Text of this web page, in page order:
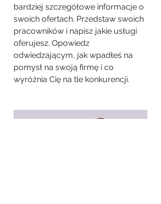
bardziej szczegółowe informacje o
swoich ofertach. Przedstaw swoich
pracowników i napisz jakie usługi
oferujesz. Opowiedz
odwiedzającym, jak wpadłeś na
pomysł na swoją firmę i co
wyróżnia Cię na tle konkurencji.